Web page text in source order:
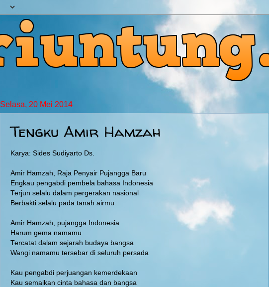
Selasa, 20 Mei 2014
Tengku Amir Hamzah
Karya: Sides Sudiyarto Ds.
Amir Hamzah, Raja Penyair Pujangga Baru
Engkau pengabdi pembela bahasa Indonesia
Terjun selalu dalam pergerakan nasional
Berbakti selalu pada tanah airmu
Amir Hamzah, pujangga Indonesia
Harum gema namamu
Tercatat dalam sejarah budaya bangsa
Wangi namamu tersebar di seluruh persada
Kau pengabdi perjuangan kemerdekaan
Kau semaikan cinta bahasa dan bangsa